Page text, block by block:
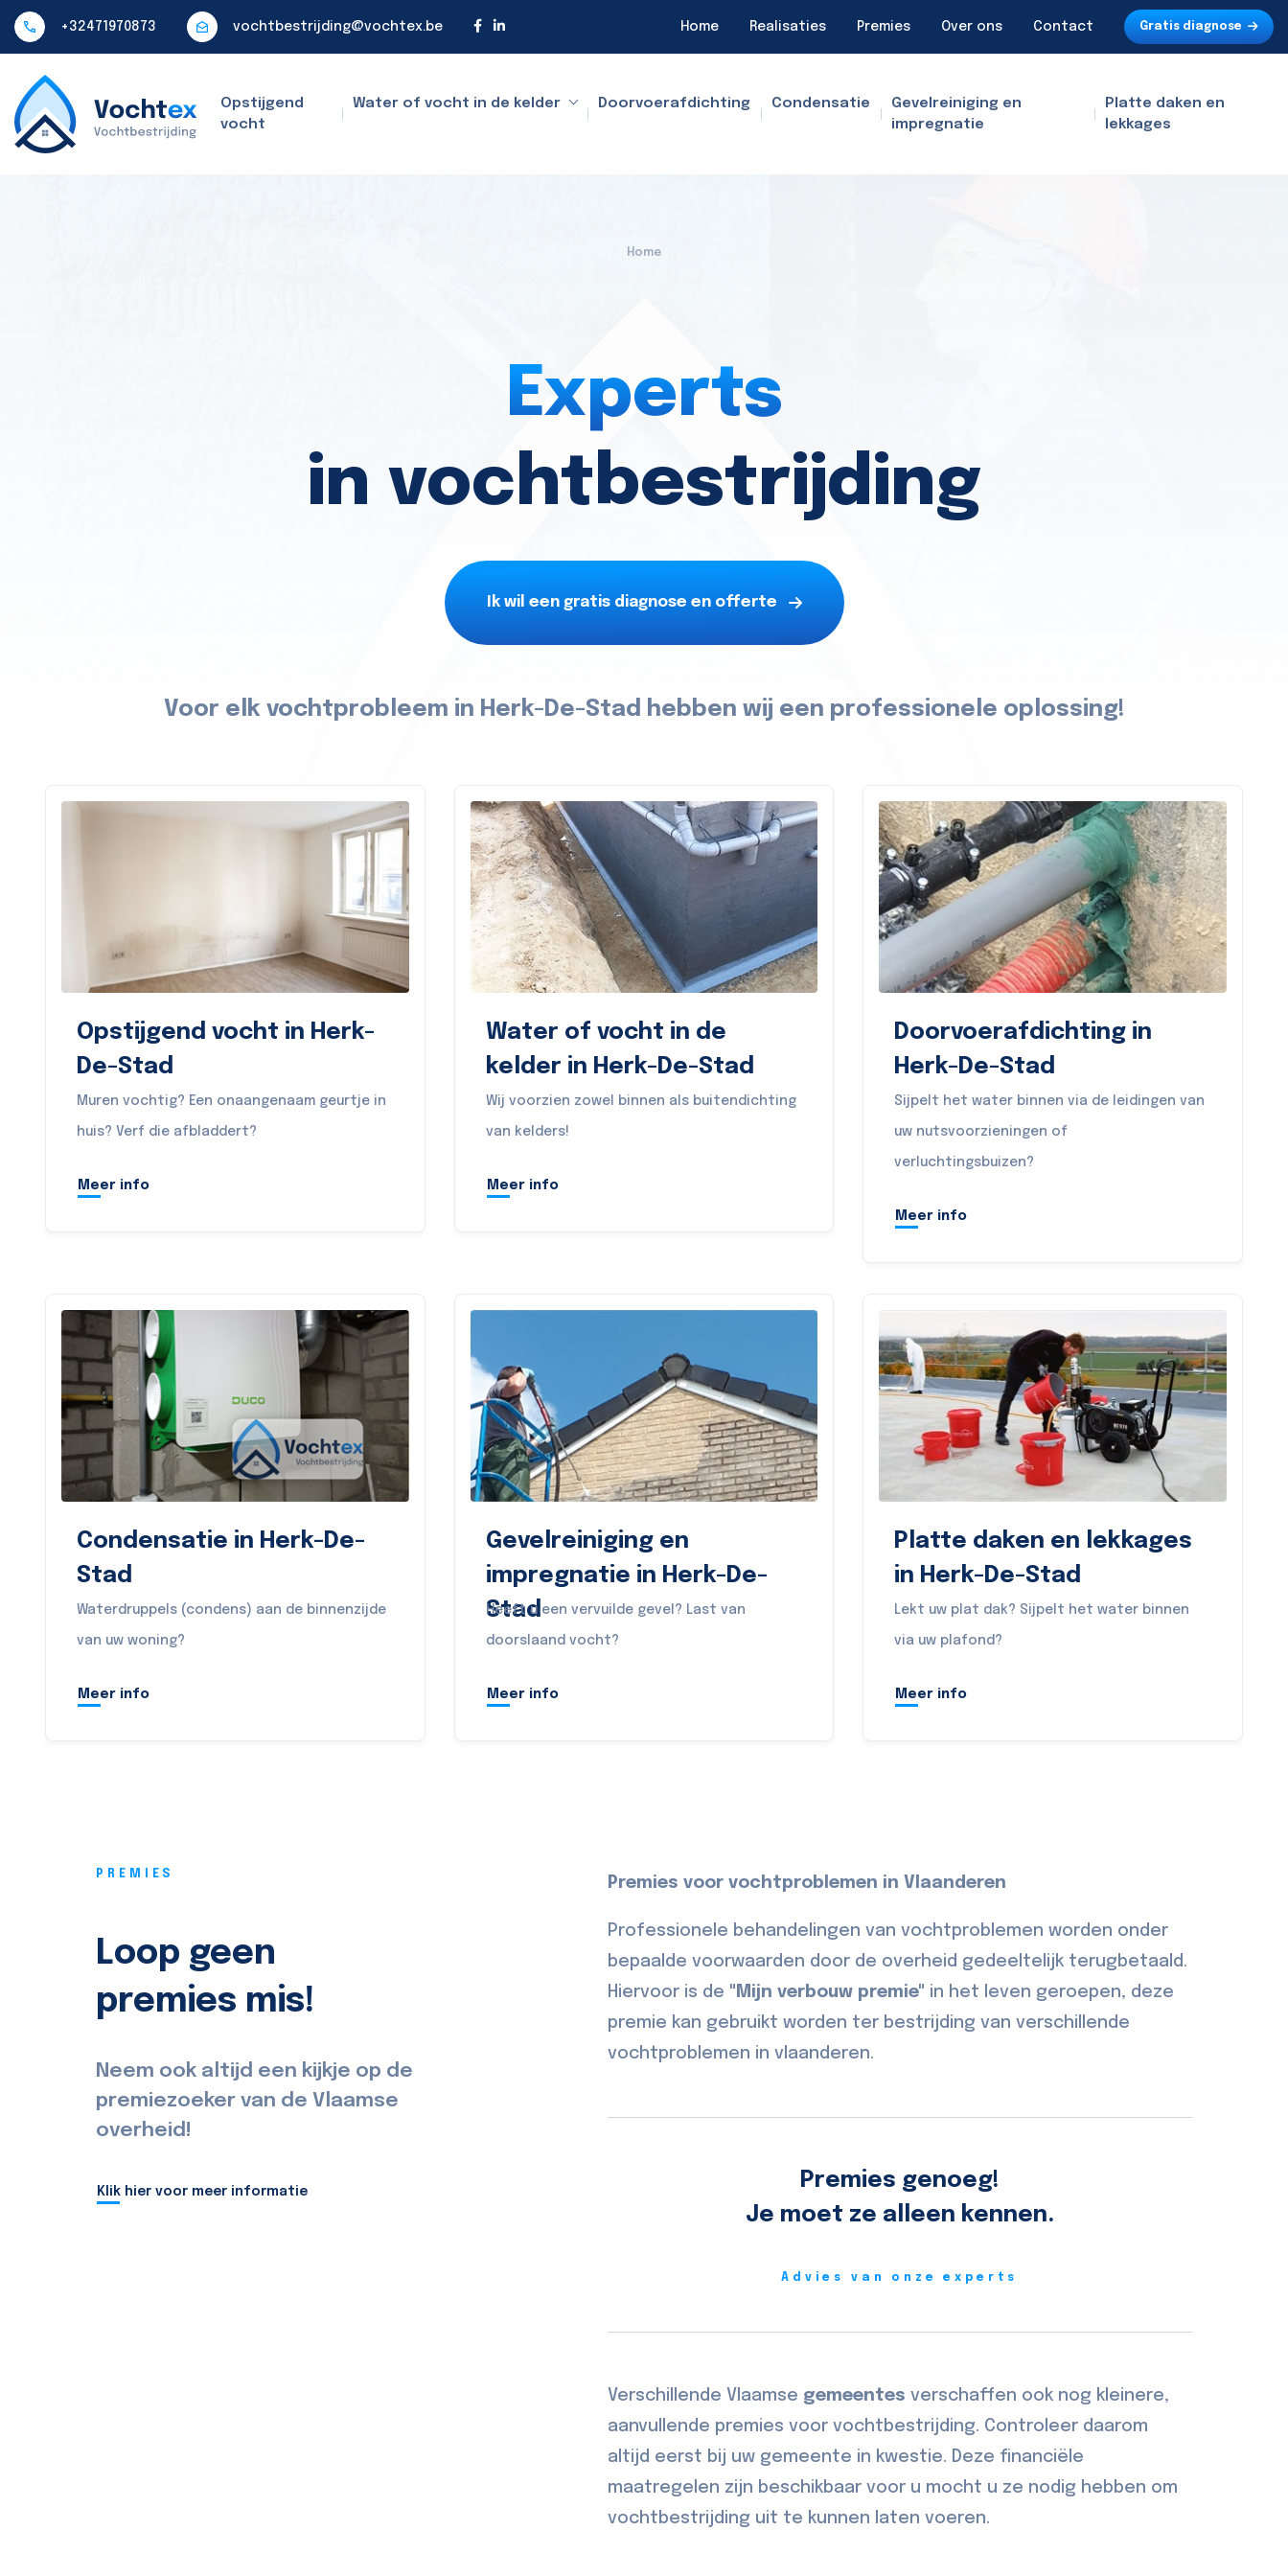
+32471970873 vochtbestrijding@vochtex.be Home Realisaties Premies Over ons Contact Gratis diagnose
Opstijgend
vocht
Water of vocht in de kelder Doorvoerafdichting Condensatie
Gevelreiniging en
impregnatie
Platte daken en
lekkages
Home
Experts
in vochtbestrijding
Ik wil een gratis diagnose en offerte
Voor elk vochtprobleem in Herk-De-Stad hebben wij een professionele oplossing!
Opstijgend vocht in Herk-
De-Stad
Muren vochtig? Een onaangenaam geurtje in
huis? Verf die afbladdert?
Meer info
Water of vocht in de
kelder in Herk-De-Stad
Wij voorzien zowel binnen als buitendichting
van kelders!
Meer info
Doorvoerafdichting in
Herk-De-Stad
Sijpelt het water binnen via de leidingen van
uw nutsvoorzieningen of
verluchtingsbuizen?
Meer info
Condensatie in Herk-De-
Stad
Waterdruppels (condens) aan de binnenzijde
van uw woning?
Meer info
Gevelreiniging en
impregnatie in Herk-De-
Stad
Heeft u een vervuilde gevel? Last van
doorslaand vocht?
Meer info
Platte daken en lekkages
in Herk-De-Stad
Lekt uw plat dak? Sijpelt het water binnen
via uw plafond?
Meer info
PREMIES
Loop geen
premies mis!
Neem ook altijd een kijkje op de
premiezoeker van de Vlaamse
overheid!
Klik hier voor meer informatie
Premies voor vochtproblemen in Vlaanderen
Professionele behandelingen van vochtproblemen worden onder
bepaalde voorwaarden door de overheid gedeeltelijk terugbetaald.
Hiervoor is de "Mijn verbouw premie" in het leven geroepen, deze
premie kan gebruikt worden ter bestrijding van verschillende
vochtproblemen in vlaanderen.
Premies genoeg!
Je moet ze alleen kennen.
Advies van onze experts
Verschillende Vlaamse gemeentes verschaffen ook nog kleinere,
aanvullende premies voor vochtbestrijding. Controleer daarom
altijd eerst bij uw gemeente in kwestie. Deze financiële
maatregelen zijn beschikbaar voor u mocht u ze nodig hebben om
vochtbestrijding uit te kunnen laten voeren.